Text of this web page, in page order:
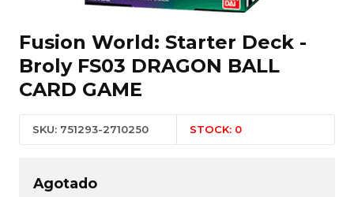
Fusion World: Starter Deck -
Broly FS03 DRAGON BALL
CARD GAME
SKU: 751293-2710250 STOCK: 0
Agotado